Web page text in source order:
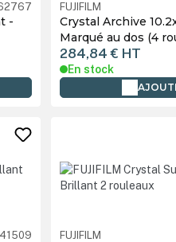
-
FUJIFILM
Crystal Archive
Marqué au dos (4
284,84 € HT
En stock
FUJIFILM